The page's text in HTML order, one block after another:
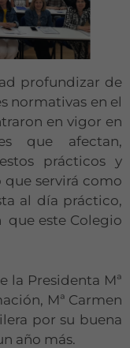
profundizar de
normativas en el
en vigor en
que afectan,
prácticos y
servirá como
al día práctico,
este Colegio
la Presidenta Mª
Mª Carmen
por su buena
año más.